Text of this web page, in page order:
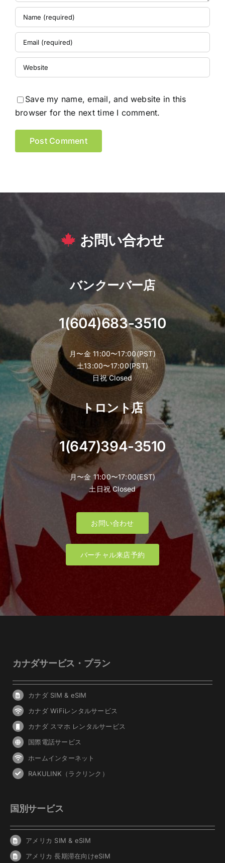
Save my name, email, and website in this
browser for the next time I comment.
お問い合わせ
バンクーバー店
1(604)683-3510
月〜金 11:00〜17:00(PST)
土13:00〜17:00(PST)
日祝 Closed
トロント店
1(647)394-3510
月〜金 11:00〜17:00(EST)
土日祝 Closed
お問い合わせ
バーチャル来店予約
カナダサービス・プラン
カナダ SIM & eSIM
カナダ WiFiレンタルサービス
カナダ スマホ レンタルサービス
国際電話サービス
ホームインターネット
RAKULINK（ラクリンク）
国別サービス
アメリカ SIM & eSIM
アメリカ 長期滞在向けeSIM